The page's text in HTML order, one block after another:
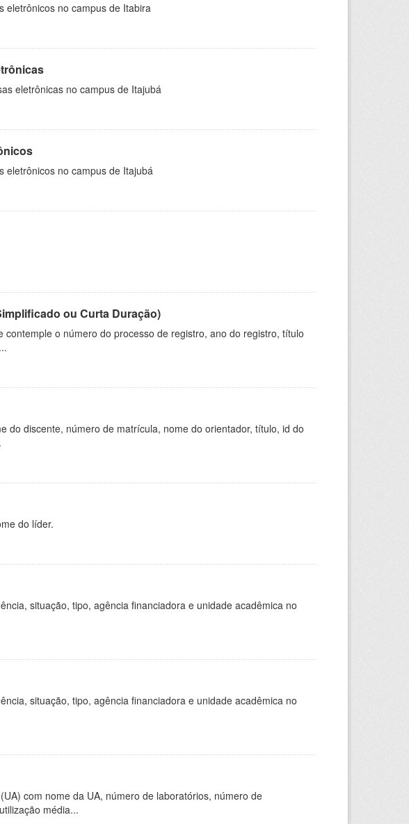
eletrônicos no campus de Itabira
eletrônicas no campus de Itajubá
eletrônicos no campus de Itajubá
ou Curta Duração)
o número do processo de registro, ano do registro, título
do discente, número de matrícula, nome do orientador, título, id do
do líder.
situação, tipo, agência financiadora e unidade acadêmica no
situação, tipo, agência financiadora e unidade acadêmica no
com nome da UA, número de laboratórios, número de
média...